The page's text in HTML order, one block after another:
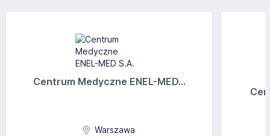
Centrum Medyczne ENEL-MED...
Warszawa